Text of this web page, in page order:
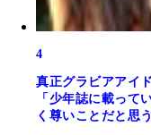
4
真正グラビアアイ
「少年誌に載っ
く尊いことだと思う